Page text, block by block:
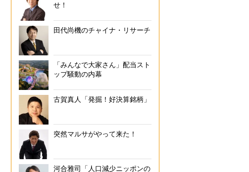
せ！
田代尚機のチャイナ・リサーチ
「みんなで大家さん」配当スト
ップ騒動の内幕
古賀真人「発掘！好決算銘柄」
突然マルサがやって来た！
河合雅司「人口減少ニッポンの